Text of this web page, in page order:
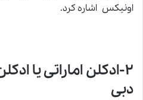
اونیکس اشاره کرد.
۲-ادکلن اماراتی یا
دبی